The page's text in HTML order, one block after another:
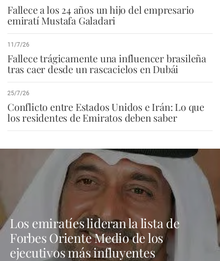
Fallece a los 24 años un hijo del empresario
emiratí Mustafa Galadari
11/7/26
Fallece trágicamente una influencer brasileña
tras caer desde un rascacielos en Dubái
25/7/26
Conflicto entre Estados Unidos e Irán: Lo que
los residentes de Emiratos deben saber
Los emiratíes lideran la lista de
Forbes Oriente Medio de los
ejecutivos más influyentes